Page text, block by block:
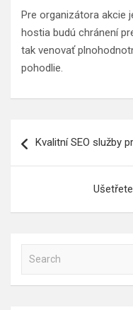
Pre organizátora akcie
hostia budú chránení
tak venovať
pohodlie.
proKvalitní SEO služby
a